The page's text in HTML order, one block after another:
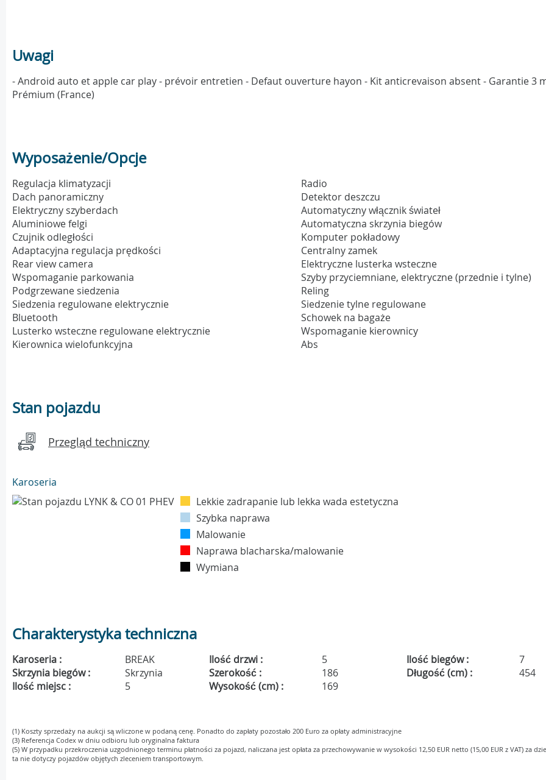
Uwagi
- Android auto et apple car play - prévoir entretien - Defaut ouverture hayon - Kit anticrevaison absent - Garantie 3
Prémium (France)
Wyposażenie/Opcje
Regulacja klimatyzacji
Dach panoramiczny
Elektryczny szyberdach
Aluminiowe felgi
Czujnik odległości
Adaptacyjna regulacja prędkości
Rear view camera
Wspomaganie parkowania
Podgrzewane siedzenia
Siedzenia regulowane elektrycznie
Bluetooth
Lusterko wsteczne regulowane elektrycznie
Kierownica wielofunkcyjna
Radio
Detektor deszczu
Automatyczny włącznik świateł
Automatyczna skrzynia biegów
Komputer pokładowy
Centralny zamek
Elektryczne lusterka wsteczne
Szyby przyciemniane, elektryczne (przednie i tylne)
Reling
Siedzenie tylne regulowane
Schowek na bagaże
Wspomaganie kierownicy
Abs
Stan pojazdu
Przegląd techniczny
Karoseria
Lekkie zadrapanie lub lekka wada estetyczna
Szybka naprawa
Malowanie
Naprawa blacharska/malowanie
Wymiana
Charakterystyka techniczna
Karoseria : BREAK Ilość drzwi : 5 Ilość biegów :
7
Skrzynia biegów :
Skrzynia Szerokość : 186 Długość (cm) :
454
Ilość miejsc :
5 Wysokość (cm) : 169
(1) Koszty sprzedaży na aukcji są wliczone w podaną cenę. Ponadto do zapłaty pozostało 200 Euro za opłaty administracyjne
(3) Referencja Codex w dniu odbioru lub oryginalna faktura
(5) W przypadku przekroczenia uzgodnionego terminu płatności za pojazd, naliczana jest opłata za przechowywanie w wysokości 12,50 EUR netto (15,00 EUR z VAT) za
ta nie dotyczy pojazdów objętych zleceniem transportowym.